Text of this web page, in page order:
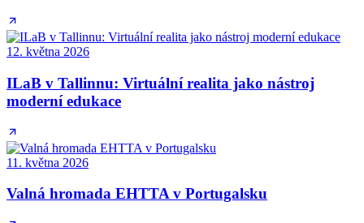
12. května 2026
ILaB v Tallinnu: Virtuální realita jako nástroj
moderní edukace
11. května 2026
Valná hromada EHTTA v Portugalsku